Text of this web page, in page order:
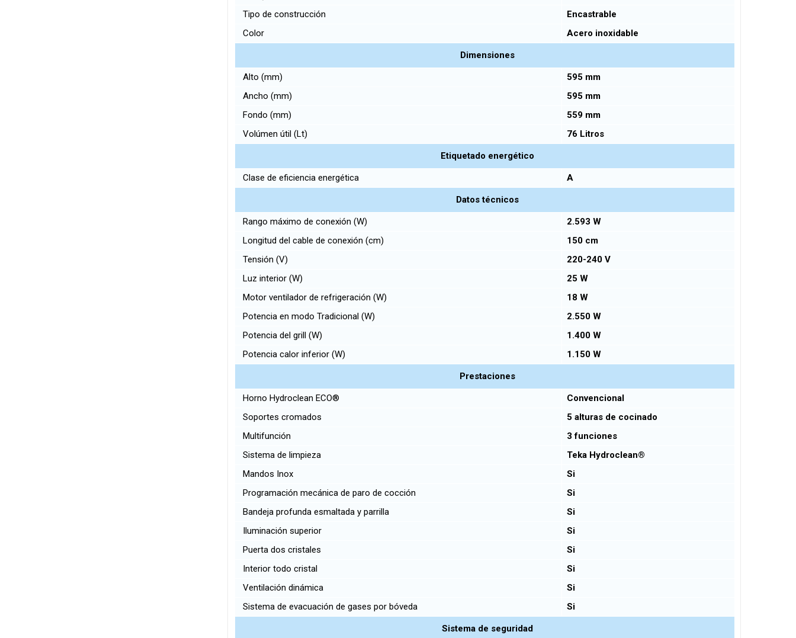
Tipo de construcción
Encastrable
Color
Acero inoxidable
Dimensiones
Alto (mm)
595 mm
Ancho (mm)
595 mm
Fondo (mm)
559 mm
Volúmen útil (Lt)
76 Litros
Etiquetado energético
Clase de eficiencia energética A
Datos técnicos
Rango máximo de conexión (W)
2.593 W
Longitud del cable de conexión (cm)
150 cm
Tensión (V)
220-240 V
Luz interior (W)
25 W
Motor ventilador de refrigeración (W)
18 W
Potencia en modo Tradicional (W)
2.550 W
Potencia del grill (W)
1.400 W
Potencia calor inferior (W)
1.150 W
Prestaciones
Horno Hydroclean ECO®
Convencional
Soportes cromados
5 alturas de cocinado
Multifunción
3 funciones
Sistema de limpieza
Teka Hydroclean®
Mandos Inox
Si
Programación mecánica de paro de cocción
Si
Bandeja profunda esmaltada y parrilla
Si
Iluminación superior
Si
Puerta dos cristales
Si
Interior todo cristal
Si
Ventilación dinámica
Si
Sistema de evacuación de gases por bóveda
Si
Sistema de seguridad